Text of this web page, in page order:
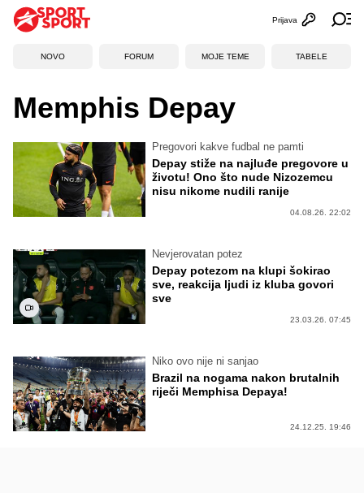
Otvori
Prijava
NOVO FORUM MOJE TEME TABELE
Memphis Depay
Pregovori kakve fudbal ne pamti
Depay stiže na najluđe pregovore u
životu! Ono što nude Nizozemcu
nisu nikome nudili ranije
04.08.26. 22:02
Nevjerovatan potez
Depay potezom na klupi šokirao
sve, reakcija ljudi iz kluba govori
sve
23.03.26. 07:45
Niko ovo nije ni sanjao
Brazil na nogama nakon brutalnih
riječi Memphisa Depaya!
24.12.25. 19:46